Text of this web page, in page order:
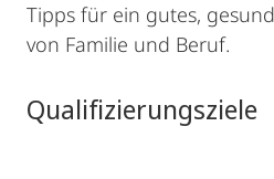
Tipps für ein gutes,
von Familie und Beruf.
Qualifizierungsziele